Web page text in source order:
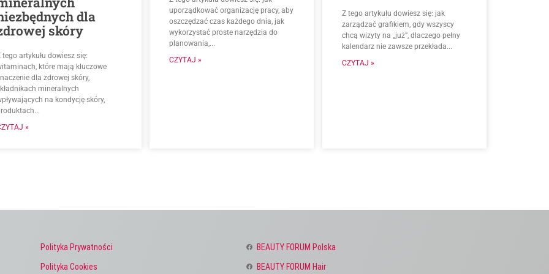
dla
skóry
tego artykułu dowiesz się:
które mają kluczowe
dla zdrowej skóry,
mineralnych
na kondycję skóry,
»
uporządkować organizację pracy, aby
oszczędzać czas każdego dnia, jak
wykorzystać proste narzędzia do
planowania,...
CZYTAJ »
Z tego artykułu dowiesz się: jak
zarządzać grafikiem, gdy wszyscy
chcą wizyty na „już”, dlaczego pełny
kalendarz nie zawsze przekłada...
CZYTAJ »
Polityka Prywatności
Polityka Cookies
BEAUTY FORUM Polska
BEAUTY FORUM Hair